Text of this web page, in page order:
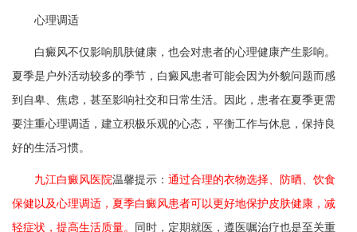
心理调适
白癜风不仅影响肌肤健康，也会对患者的心理健康产生影响。
夏季是户外活动较多的季节，白癜风患者可能会因为外貌问题而感
到自卑、焦虑，甚至影响社交和日常生活。因此，患者在夏季更需
要注重心理调适，建立积极乐观的心态，平衡工作与休息，保持良
好的生活习惯。
九江白癜风医院温馨提示： 通过合理的衣物选择、防晒、饮食
保健以及心理调适，夏季白癜风患者可以更好地保护皮肤健康，减
轻症状，提高生活质量。 同时，定期就医，遵医嘱治疗也是至关重